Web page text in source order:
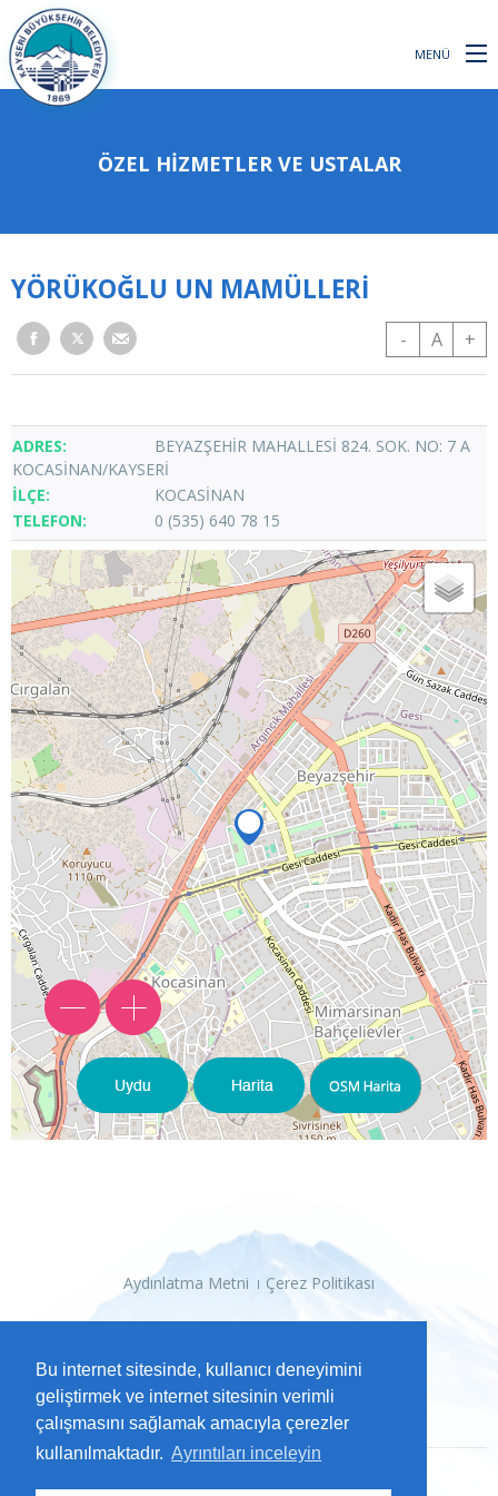
Bu internet sitesinde, kullanıcı deneyimini
geliştirmek ve internet sitesinin verimli
çalışmasını sağlamak amacıyla çerezler
kullanılmaktadır. Ayrıntıları inceleyin
MENÜ
ÖZEL HİZMETLER VE USTALAR
YÖRÜKOĞLU UN MAMÜLLERİ
- A +
BEYAZŞEHİR MAHALLESİ 824. SOK. NO: 7 A
KOCASİNAN/KAYSERİ
KOCASİNAN
0 (535) 640 78 15
Aydınlatma Metni Çerez Politikası